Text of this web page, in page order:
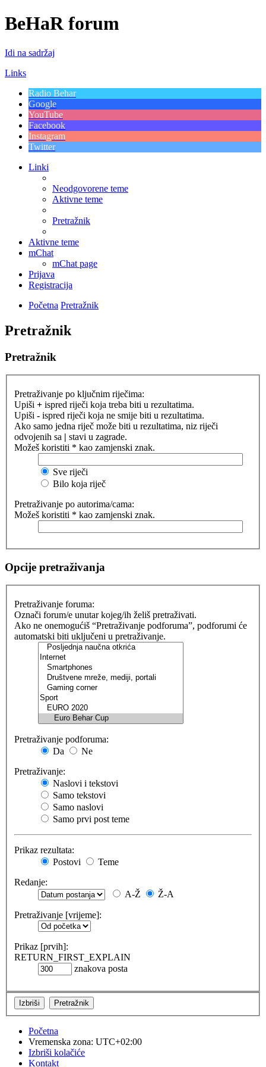
BeHaR forum
Idi na sadržaj
Links
Radio Behar
Google
YouTube
Facebook
Instagram
Twitter
Linki
Neodgovorene teme
Aktivne teme
Pretražnik
Aktivne teme
mChat
mChat page
Prijava
Registracija
Početna Pretražnik
Pretražnik
Pretražnik
Pretraživanje po ključnim riječima:
Upiši + ispred riječi koja treba biti u rezultatima.
Upiši - ispred riječi koja ne smije biti u rezultatima.
Ako samo jedna riječ može biti u rezultatima, niz riječi
odvojenih sa | stavi u zagrade.
Možeš koristiti * kao zamjenski znak.
Sve riječi
Bilo koja riječ
Pretraživanje po autorima/cama:
Možeš koristiti * kao zamjenski znak.
Opcije pretraživanja
Pretraživanje foruma:
Označi forum/e unutar kojeg/ih želiš pretraživati.
Ako ne onemogućiš “Pretraživanje podforuma”, podforumi će
automatski biti uključeni u pretraživanje.
Pretraživanje podforuma:
Da
Ne
Pretraživanje:
Naslovi i tekstovi
Samo tekstovi
Samo naslovi
Samo prvi post teme
Prikaz rezultata:
Postovi
Teme
Redanje:
A-Ž
Ž-A
Pretraživanje [vrijeme]:
Prikaz [prvih]:
RETURN_FIRST_EXPLAIN
znakova posta
Početna
Vremenska zona: UTC+02:00
Izbriši kolačiće
Kontakt